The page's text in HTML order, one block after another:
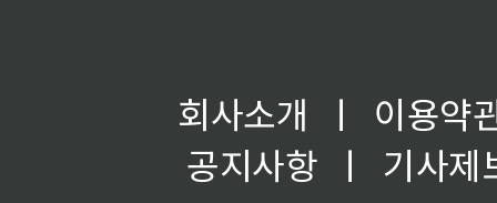
회사소개 ㅣ
이용약
공지사항
ㅣ
기사제